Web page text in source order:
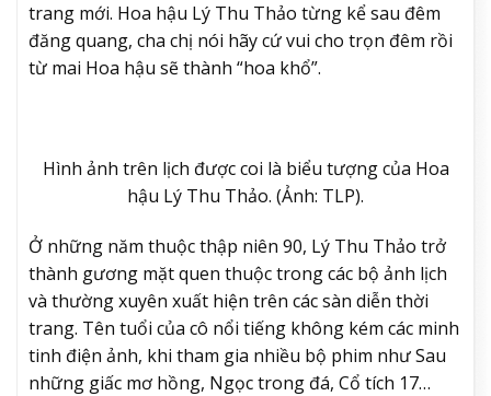
trang mới. Hoa hậu Lý Thu Thảo từng kể sau đêm
đăng quang, cha chị nói hãy cứ vui cho trọn đêm rồi
từ mai Hoa hậu sẽ thành “hoa khổ”.
Hình ảnh trên lịch được coi là biểu tượng của Hoa
hậu Lý Thu Thảo. (Ảnh: TLP).
Ở những năm thuộc thập niên 90, Lý Thu Thảo trở
thành gương mặt quen thuộc trong các bộ ảnh lịch
và thường xuyên xuất hiện trên các sàn diễn thời
trang. Tên tuổi của cô nổi tiếng không kém các minh
tinh điện ảnh, khi tham gia nhiều bộ phim như Sau
những giấc mơ hồng, Ngọc trong đá, Cổ tích 17…